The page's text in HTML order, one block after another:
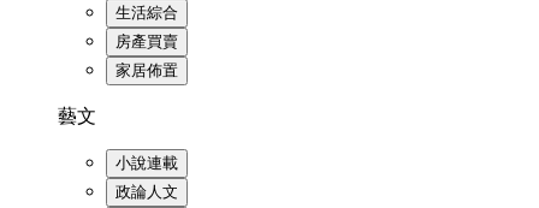
生活綜合
房產買賣
家居佈置
藝文
小說連載
政論人文